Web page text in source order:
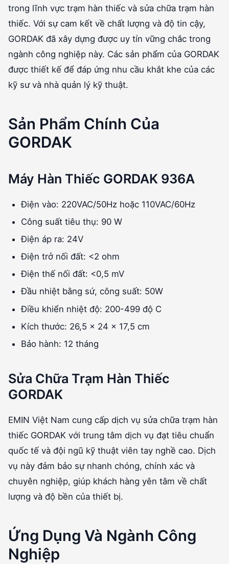
trong lĩnh vực trạm hàn thiếc và sửa chữa trạm hàn
thiếc. Với sự cam kết về chất lượng và độ tin cậy,
GORDAK đã xây dựng được uy tín vững chắc trong
ngành công nghiệp này. Các sản phẩm của GORDAK
được thiết kế để đáp ứng nhu cầu khắt khe của các
kỹ sư và nhà quản lý kỹ thuật.
Sản Phẩm Chính Của
GORDAK
Máy Hàn Thiếc GORDAK 936A
Điện vào: 220VAC/50Hz hoặc 110VAC/60Hz
Công suất tiêu thụ: 90 W
Điện áp ra: 24V
Điện trở nối đất: <2 ohm
Điện thế nối đất: <0,5 mV
Đầu nhiệt bằng sứ, công suất: 50W
Điều khiển nhiệt độ: 200-499 độ C
Kích thước: 26,5 x 24 x 17,5 cm
Bảo hành: 12 tháng
Sửa Chữa Trạm Hàn Thiếc
GORDAK
EMIN Việt Nam cung cấp dịch vụ sửa chữa trạm hàn
thiếc GORDAK với trung tâm dịch vụ đạt tiêu chuẩn
quốc tế và đội ngũ kỹ thuật viên tay nghề cao. Dịch
vụ này đảm bảo sự nhanh chóng, chính xác và
chuyên nghiệp, giúp khách hàng yên tâm về chất
lượng và độ bền của thiết bị.
Ứng Dụng Và Ngành Công
Nghiệp